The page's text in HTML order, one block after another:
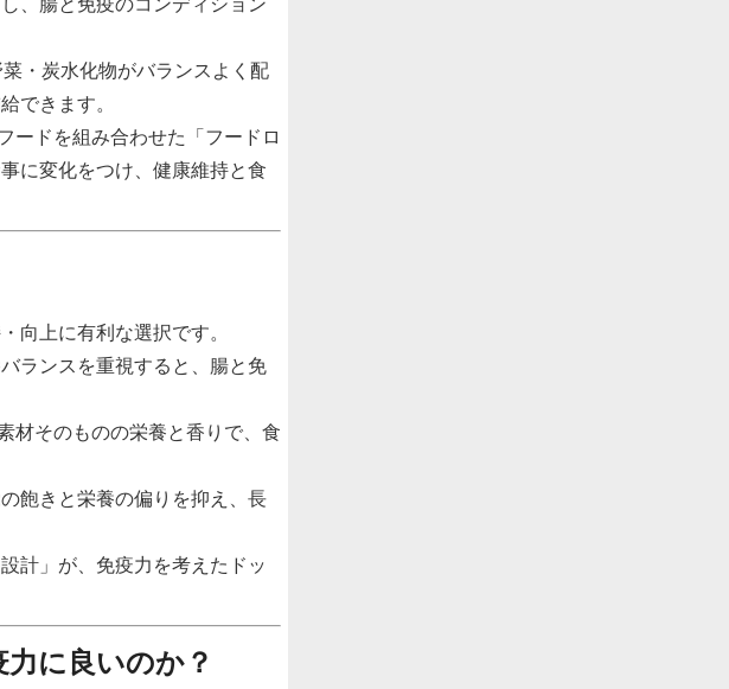
、腸と免疫のコンディション
・炭水化物がバランスよく配
できます。
ードを組み合わせた「フードロ
に変化をつけ、健康維持と食
向上に有利な選択です。
ランスを重視すると、腸と免
材そのものの栄養と香りで、食
飽きと栄養の偏りを抑え、長
計」が、免疫力を考えたドッ
に良いのか？